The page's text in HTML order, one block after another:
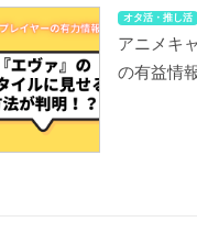
オタ活・推し活
アニメキ
の有益情